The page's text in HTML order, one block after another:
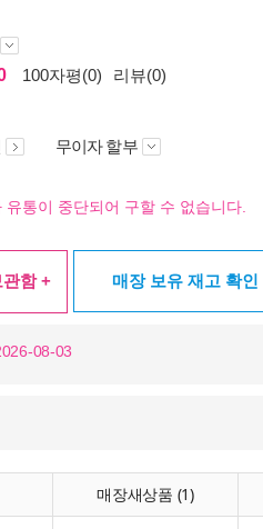
100자평(0) 리뷰(0)
무이자 할부
유통이 중단되어 구할 수 없습니다.
관함 + 매장 보유 재고 확인
08-03
매장새상품 (1)